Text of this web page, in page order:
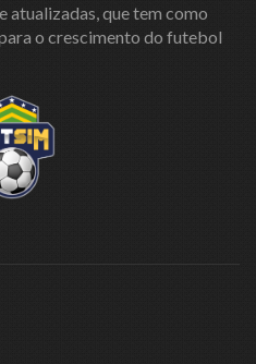
atualizadas, que tem como
o crescimento do futebol